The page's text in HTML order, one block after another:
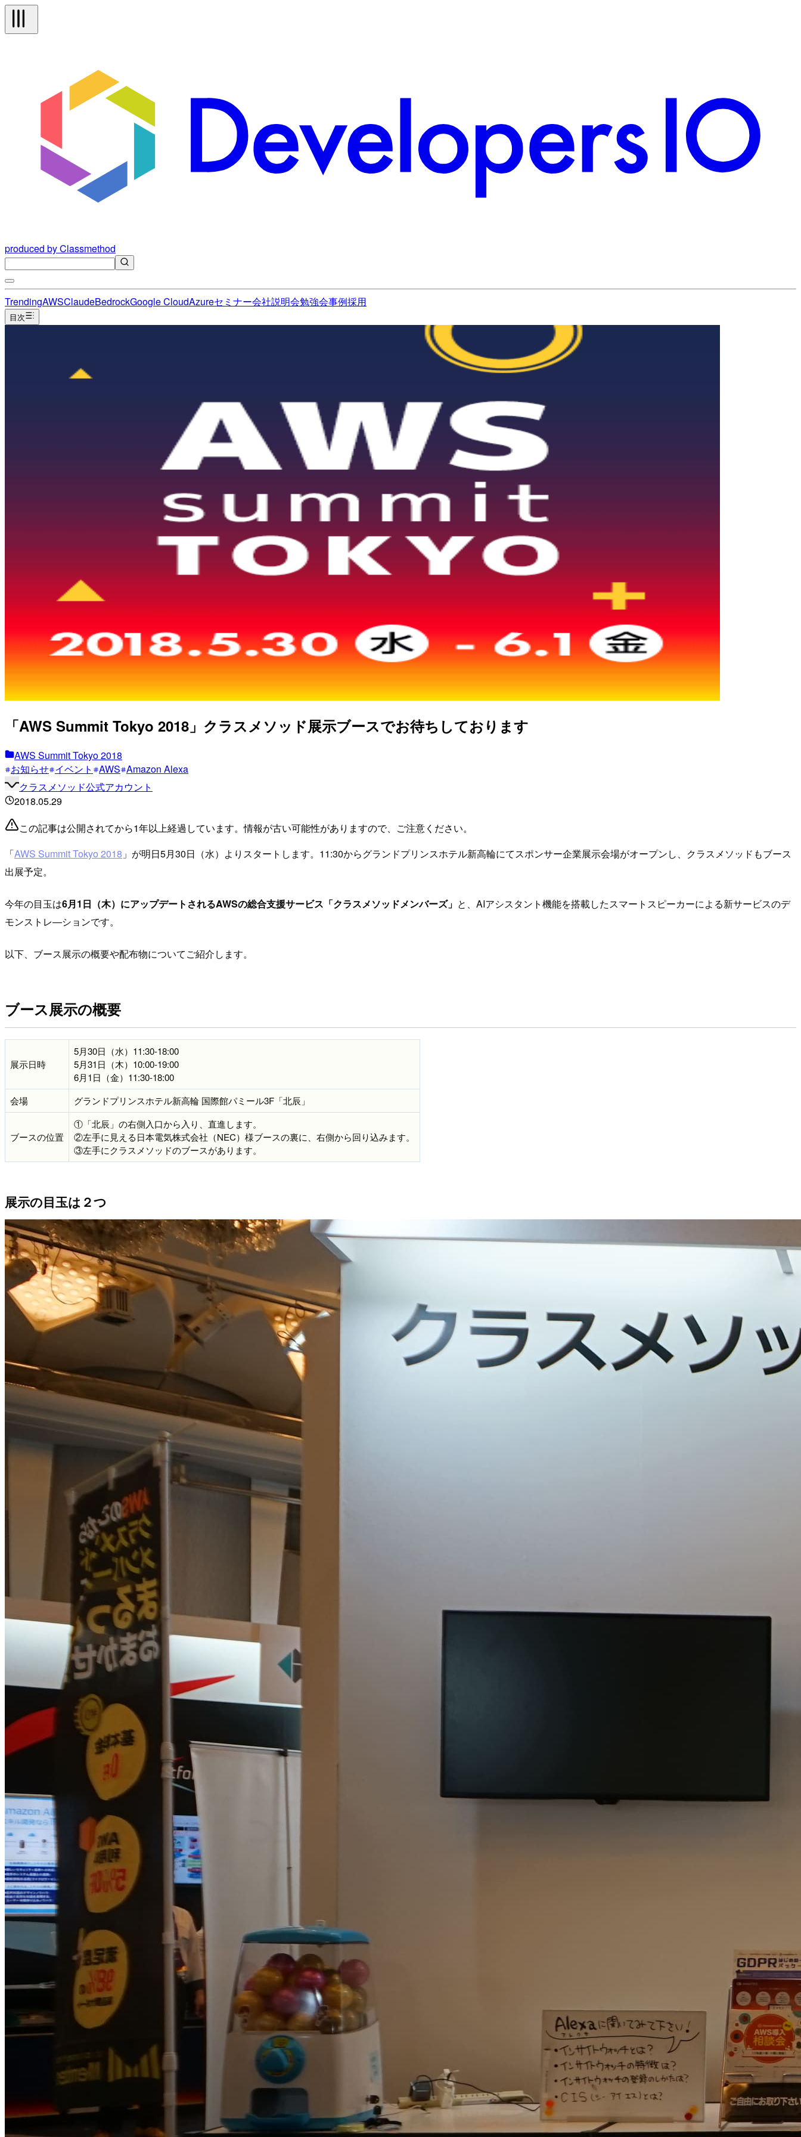
produced by Classmethod
TrendingAWSClaudeBedrockGoogle CloudAzureセミナー会社説明会勉強会事例採用
目次
「AWS Summit Tokyo 2018」クラスメソッド展示ブースでお待ちしております
AWS Summit Tokyo 2018
お知らせ イベント AWS Amazon Alexa
クラスメソッド公式アカウント
2018.05.29
この記事は公開されてから1年以上経過しています。情報が古い可能性がありますので、ご注意ください。
「AWS Summit Tokyo 2018 」が明日5月30日（水）よりスタートします。11:30からグランドプリンスホテル新高輪にてスポンサー企業展示会場がオープンし、クラスメソッドもブース
出展予定。
今年の目玉は6月1日（木）にアップデートされるAWSの総合支援サービス「クラスメソッドメンバーズ」 と、AIアシスタント機能を搭載したスマートスピーカーによる新サービスのデ
モンストレ―ションです。
以下、ブース展示の概要や配布物についてご紹介します。
ブース展示の概要
展示日時
5月30日（水）11:30-18:00
5月31日（木）10:00-19:00
6月1日（金）11:30-18:00
会場
グランドプリンスホテル新高輪 国際館パミール3F「北辰」
ブースの位置
①「北辰」の右側入口から入り、直進します。
②左手に見える日本電気株式会社（NEC）様ブースの裏に、右側から回り込みます。
③左手にクラスメソッドのブースがあります。
展示の目玉は２つ